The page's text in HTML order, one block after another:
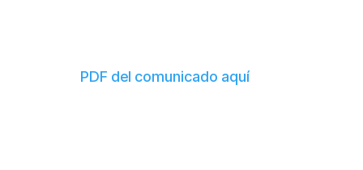
PDF del comunicado aquí